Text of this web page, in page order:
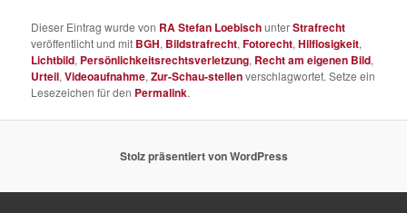
Dieser Eintrag wurde von RA Stefan LoebischunterStrafrecht
veröffentlicht und mit BGH, Bildstrafrecht,Fotorecht,Hilflosigkeit,
Lichtbild, Persönlichkeitsrechtsverletzung, Recht am eigenen Bild,
Urteil,Videoaufnahme,Zur-Schau-stellenverschlagwortet. Setze ein
Lesezeichen für den Permalink.
Stolz präsentiert von WordPress